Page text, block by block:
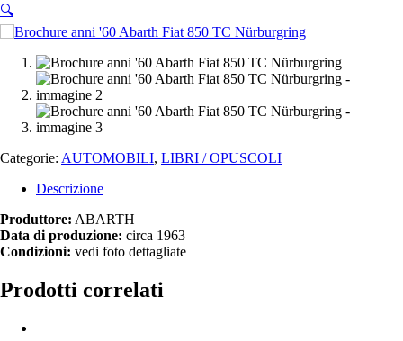
🔍
SOLD OUT
Categorie: AUTOMOBILI, LIBRI / OPUSCOLI
Descrizione
Produttore: ABARTH
Data di produzione: circa 1963
Condizioni: vedi foto dettagliate
Prodotti correlati